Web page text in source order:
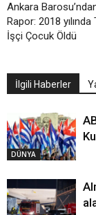
Ankara
Rapor: 2018 yılında
İşçi Çocuk Öldü
İlgili Haberler
DÜNYA